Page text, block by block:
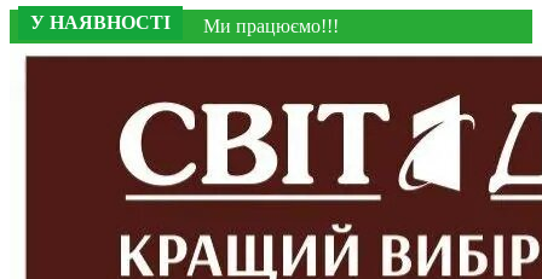
Ми працюємо!!!
У НАЯВНОСТІ
У НАЯВНОСТІ